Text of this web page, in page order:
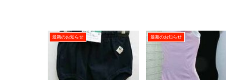
最新のお知らせ 最新のお知らせ